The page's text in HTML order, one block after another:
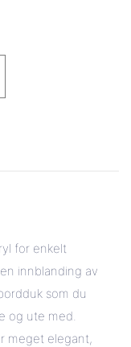
for enkelt
innblanding av
som du
og ute med.
meget elegant,